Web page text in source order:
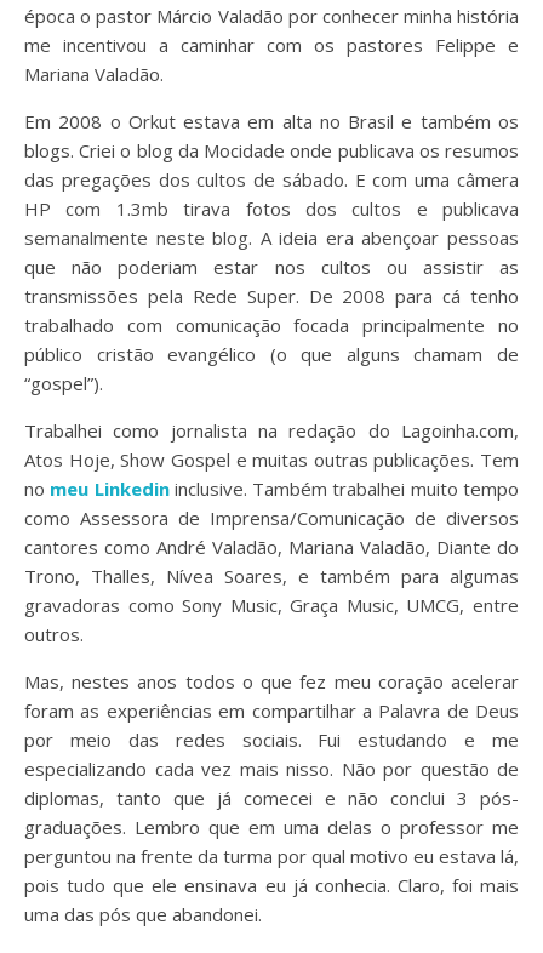
época o pastor Márcio Valadão por conhecer minha história
me incentivou a caminhar com os pastores Felippe e
Mariana Valadão.
Em 2008 o Orkut estava em alta no Brasil e também os
blogs. Criei o blog da Mocidade onde publicava os resumos
das pregações dos cultos de sábado. E com uma câmera
HP com 1.3mb tirava fotos dos cultos e publicava
semanalmente neste blog. A ideia era abençoar pessoas
que não poderiam estar nos cultos ou assistir as
transmissões pela Rede Super. De 2008 para cá tenho
trabalhado com comunicação focada principalmente no
público cristão evangélico (o que alguns chamam de
“gospel”).
Trabalhei como jornalista na redação do Lagoinha.com,
Atos Hoje, Show Gospel e muitas outras publicações. Tem
no meu Linkedininclusive. Também trabalhei muito tempo
como Assessora de Imprensa/Comunicação de diversos
cantores como André Valadão, Mariana Valadão, Diante do
Trono, Thalles, Nívea Soares, e também para algumas
gravadoras como Sony Music, Graça Music, UMCG, entre
outros.
Mas, nestes anos todos o que fez meu coração acelerar
foram as experiências em compartilhar a Palavra de Deus
por meio das redes sociais. Fui estudando e me
especializando cada vez mais nisso. Não por questão de
diplomas, tanto que já comecei e não conclui 3 pós-
graduações. Lembro que em uma delas o professor me
perguntou na frente da turma por qual motivo eu estava lá,
pois tudo que ele ensinava eu já conhecia. Claro, foi mais
uma das pós que abandonei.